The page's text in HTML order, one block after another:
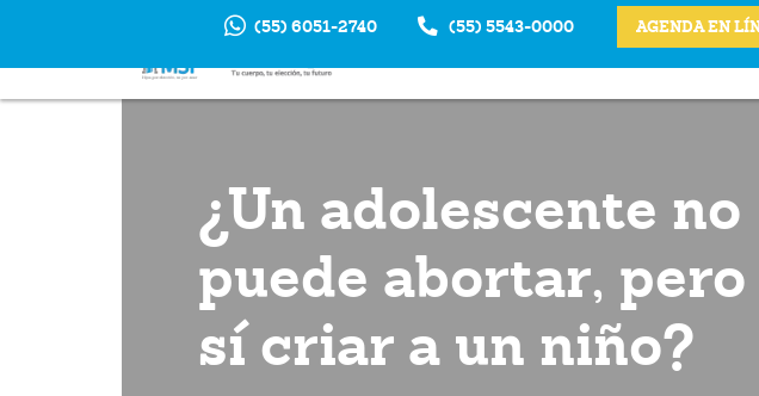
(55) 6051-2740 (55) 5543-0000 AGENDA EN
¿Un adolescente no
puede abortar, pero
sí criar a un niño?